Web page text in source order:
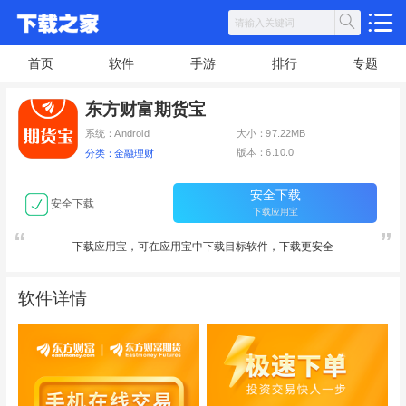
首页 软件 手游 排行 专题
东方财富期货宝
系统：Android 大小：97.22MB
分类：金融理财 版本：6.10.0
安全下载
安全下载
下载应用宝
下载应用宝，可在应用宝中下载目标软件，下载更安全
软件详情